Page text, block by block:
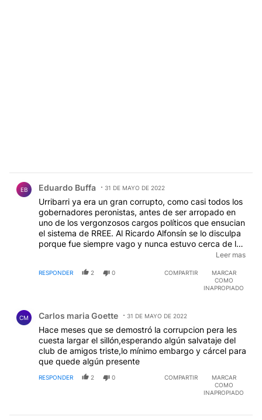
EB Eduardo Buffa 31 DE MAYO DE 2022
Urribarri ya era un gran corrupto, como casi todos los
gobernadores peronistas, antes de ser arropado en
uno de los vergonzosos cargos políticos que ensucian
el sistema de RREE. Al Ricardo Alfonsín se lo disculpa
porque fue siempre vago y nunca estuvo cerca de la
guita, pero un Urribarri, o Manzur, o Alperovich, o
dejaran por ese milagro de un Dios peronista, sus
cargos de capataces de estancia, siempre serían un
lamentable.
Leer mas
RESPONDER 2 0 COMPARTIR
MARCAR
COMO
INAPROPIADO
CM Carlos maria Goette 31 DE MAYO DE 2022
Hace meses que se demostró la corrupcion pera les
cuesta largar el sillón,esperando algún salvataje del
club de amigos triste,lo mínimo embargo y cárcel para
que quede algún presente
RESPONDER 2 0 COMPARTIR
MARCAR
COMO
INAPROPIADO